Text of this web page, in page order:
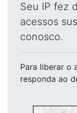
Seu IP fez
acessos
conosco.
Para liberar o
responda ao